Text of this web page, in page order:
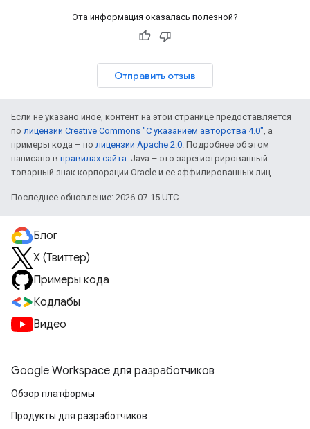
Эта информация оказалась полезной?
Отправить отзыв
Если не указано иное, контент на этой странице предоставляется
по лицензии Creative Commons "С указанием авторства 4.0", а
примеры кода – по лицензии Apache 2.0. Подробнее об этом
написано в правилах сайта. Java – это зарегистрированный
товарный знак корпорации Oracle и ее аффилированных лиц.
Последнее обновление: 2026-07-15 UTC.
Блог
X (Твиттер)
Примеры кода
Кодлабы
Видео
Google Workspace для разработчиков
Обзор платформы
Продукты для разработчиков